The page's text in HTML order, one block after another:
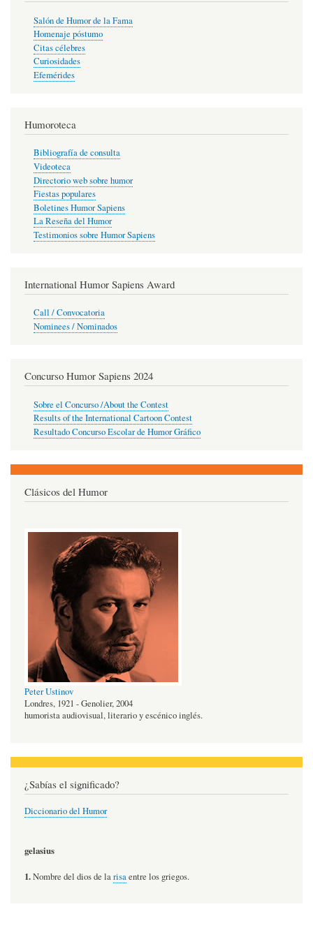
Salón de Humor de la Fama
Homenaje póstumo
Citas célebres
Curiosidades
Efemérides
Humoroteca
Bibliografía de consulta
Videoteca
Directorio web sobre humor
Fiestas populares
Boletines Humor Sapiens
La Reseña del Humor
Testimonios sobre Humor Sapiens
International Humor Sapiens Award
Call / Convocatoria
Nominees / Nominados
Concurso Humor Sapiens 2024
Sobre el Concurso /About the Contest
Results of the International Cartoon Contest
Resultado Concurso Escolar de Humor Gráfico
Clásicos del Humor
Peter Ustinov
Londres, 1921 - Genolier, 2004
humorista audiovisual, literario y escénico inglés.
¿Sabías el significado?
Diccionario del Humor
gelasius
1.Nombre del dios de larisaentre los griegos.